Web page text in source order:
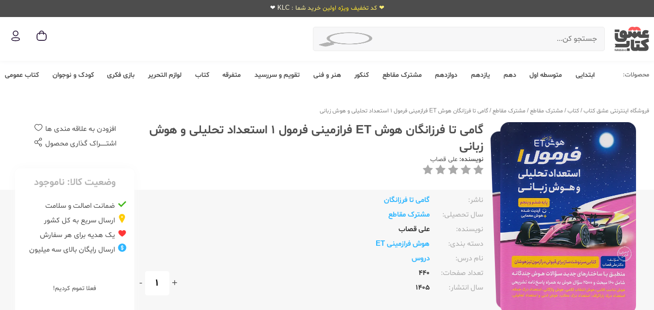
❤ کد تخفیف ویژه اولین خرید شما : KLC ❤
محصولات: ابتدایی متوسطه اول دهم یازدهم دوازدهم مشترک مقاطع کنکور هنر و فنی تقویم و سررسید متفرقه کتاب لوازم التحریر بازی فکری کودک و نوجوان کتاب عمومی
فروشگاه اینترنتی عشق کتاب/کتاب/ مشترک مقاطع/ مشترک مقاطع/گامی تا فرزانگان هوش ET فرازمینی فرمول 1 استعداد تحلیلی و هوش زبانی
گامی تا فرزانگان هوش ET فرازمینی فرمول 1 استعداد تحلیلی و هوش
زبانی
نویسنده: علی قصاب
ناشر:‌
گامی تا فرزانگان
سال تحصیلی:‌
مشترک مقاطع
نویسنده:‌
علی قصاب
دسته بندی:
هوش فرازمینی ET
نام درس:
دروس
تعداد صفحات:‌
440
سال انتشار:‌
1405
+
-
افزودن به علاقه مندی ها
اشتــــــراک گذاری محصول
وضعیت کالا: ناموجود
ضمانت اصالت و سلامت
ارسال سریع به کل کشور
یک هدیه برای هر سفارش
ارسال رایگان بالای سه میلیون
فعلا تموم کردیم!